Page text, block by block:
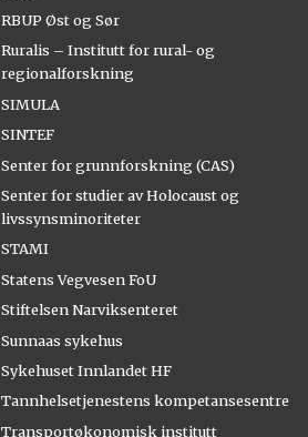
RBUP Øst og Sør
Ruralis – Institutt for rural- og
regionalforskning
SIMULA
SINTEF
Senter for grunnforskning (CAS)
Senter for studier av Holocaust og
livssynsminoriteter
STAMI
Statens Vegvesen FoU
Stiftelsen Narviksenteret
Sunnaas sykehus
Sykehuset Innlandet HF
Tannhelsetjenestens kompetansesentre
Transportøkonomisk institutt